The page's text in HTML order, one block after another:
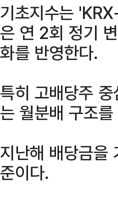
기초지수는
은 연 2회 정기
화를 반영한다.
특히 고배당주
는 월분배 구조
지난해 배당금
준이다.